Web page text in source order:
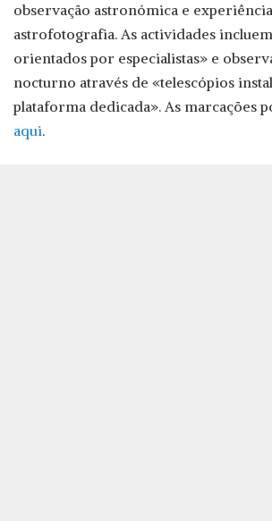
observação astronómica e
astrofotografia. As actividades
orientados por especialistas» e
nocturno através de «telescópios
plataforma dedicada». As marcações
aqui.